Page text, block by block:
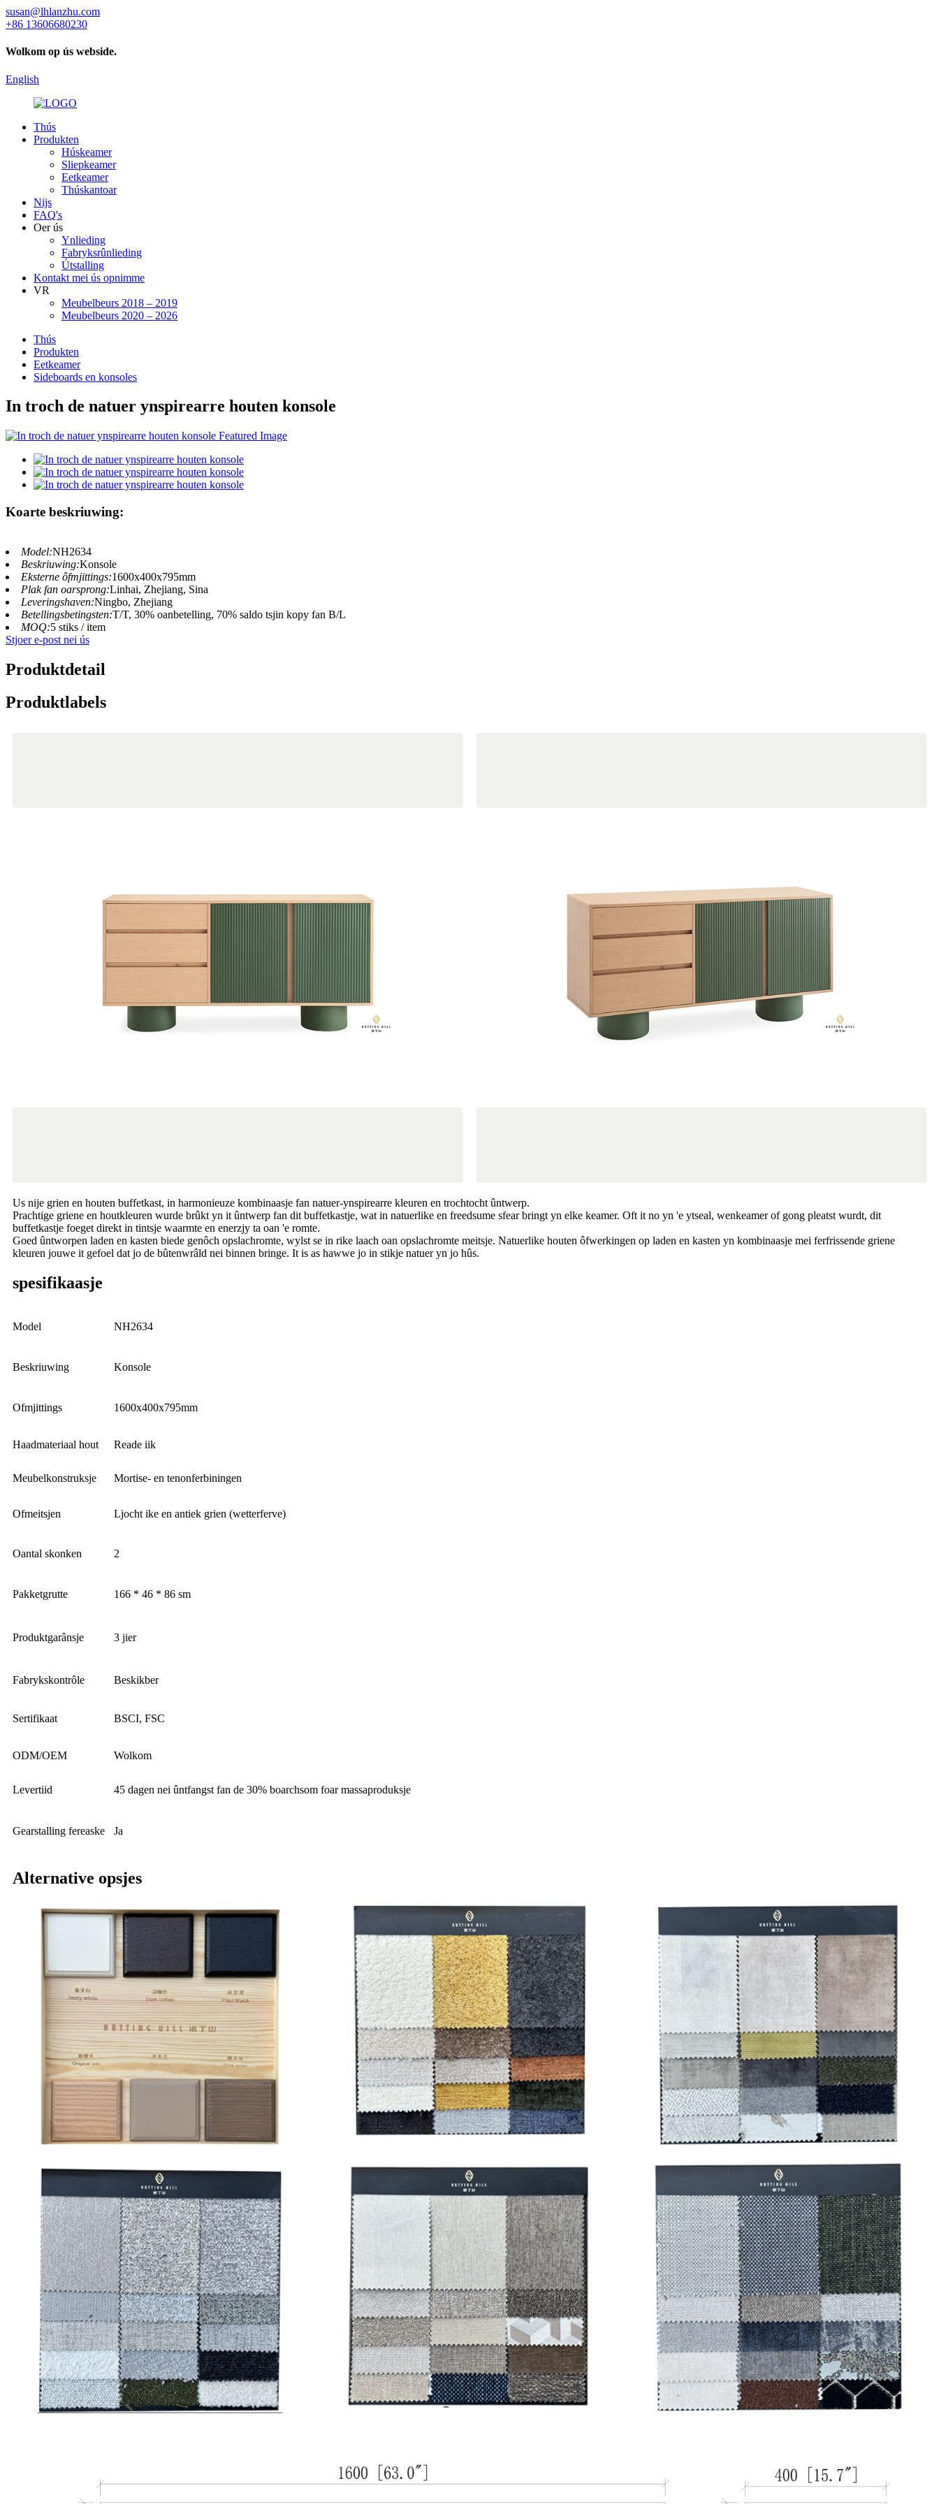
susan@lhlanzhu.com
+86 13606680230
Wolkom op ús webside.
English
Thús
Produkten
Húskeamer
Sliepkeamer
Eetkeamer
Thúskantoar
Nijs
FAQ's
Oer ús
Ynlieding
Fabryksrûnlieding
Útstalling
Kontakt mei ús opnimme
VR
Meubelbeurs 2018 – 2019
Meubelbeurs 2020 – 2026
Thús
Produkten
Eetkeamer
Sideboards en konsoles
In troch de natuer ynspirearre houten konsole
Koarte beskriuwing:
Model:NH2634
Beskriuwing:Konsole
Eksterne ôfmjittings:1600x400x795mm
Plak fan oarsprong:Linhai, Zhejiang, Sina
Leveringshaven:Ningbo, Zhejiang
Betellingsbetingsten:T/T, 30% oanbetelling, 70% saldo tsjin kopy fan B/L
MOQ:5 stiks / item
Stjoer e-post nei ús
Produktdetail
Produktlabels
Us nije grien en houten buffetkast, in harmonieuze kombinaasje fan natuer-ynspirearre kleuren en trochtocht ûntwerp.
Prachtige griene en houtkleuren wurde brûkt yn it ûntwerp fan dit buffetkastje, wat in natuerlike en freedsume sfear bringt yn elke keamer. Oft it no yn 'e ytseal, wenkeamer of gong pleatst wurdt, dit
buffetkastje foeget direkt in tintsje waarmte en enerzjy ta oan 'e romte.
Goed ûntworpen laden en kasten biede genôch opslachromte, wylst se in rike laach oan opslachromte meitsje. Natuerlike houten ôfwerkingen op laden en kasten yn kombinaasje mei ferfrissende griene
kleuren jouwe it gefoel dat jo de bûtenwrâld nei binnen bringe. It is as hawwe jo in stikje natuer yn jo hûs.
spesifikaasje
Model NH2634
Beskriuwing Konsole
Ofmjittings 1600x400x795mm
Haadmateriaal hout Reade iik
Meubelkonstruksje Mortise- en tenonferbiningen
Ofmeitsjen Ljocht ike en antiek grien (wetterferve)
Oantal skonken 2
Pakketgrutte 166 * 46 * 86 sm
Produktgarânsje 3 jier
Fabrykskontrôle Beskikber
Sertifikaat BSCI, FSC
ODM/OEM Wolkom
Levertiid 45 dagen nei ûntfangst fan de 30% boarchsom foar massaproduksje
Gearstalling fereaske Ja
Alternative opsjes